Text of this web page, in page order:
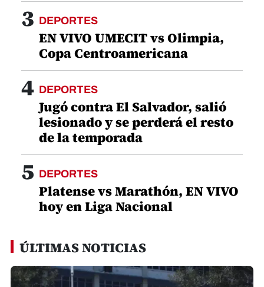
3 DEPORTES
EN VIVO UMECIT vs Olimpia,
Copa Centroamericana
4 DEPORTES
Jugó contra El Salvador, salió
lesionado y se perderá el resto
de la temporada
5 DEPORTES
Platense vs Marathón, EN VIVO
hoy en Liga Nacional
ÚLTIMAS NOTICIAS